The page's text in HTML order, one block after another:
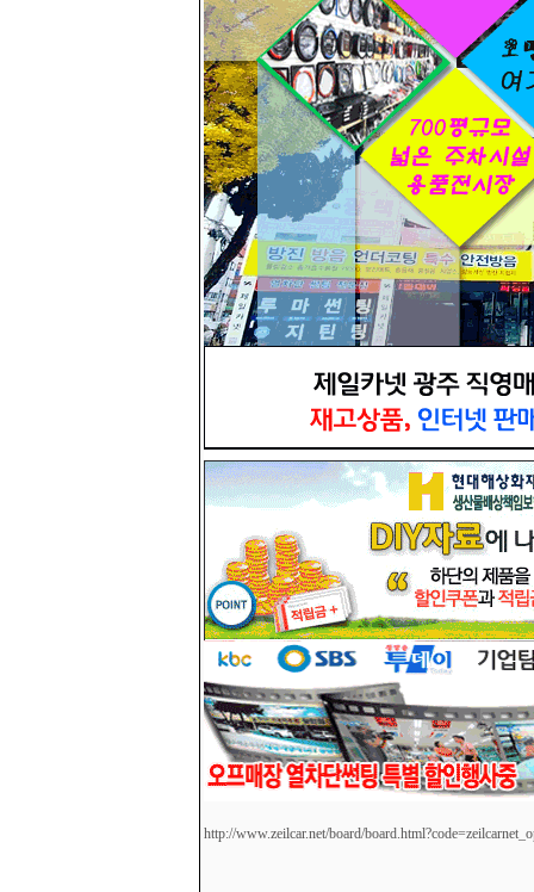
http://www.zeilcar.net/board/